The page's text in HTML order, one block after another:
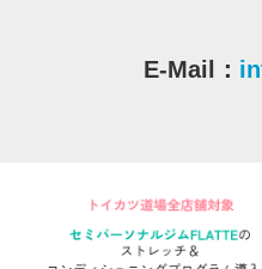
E-Mail：